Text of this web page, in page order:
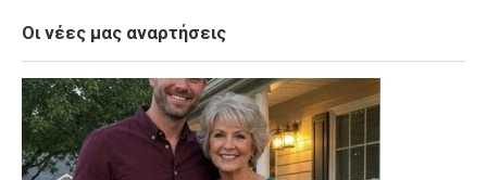
Οι νέες μας αναρτήσεις